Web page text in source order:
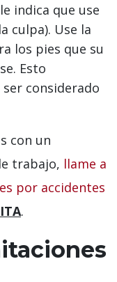
indica que use
culpa). Use la
los pies que su
Esto
considerado
con un
trabajo, llame a
por accidentes
.